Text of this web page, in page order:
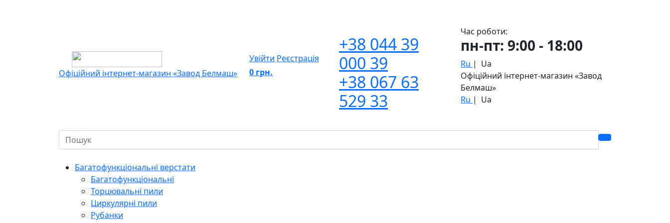
Офіційний інтернет-магазин «Завод Белмаш»
Увійти Реєстрація
0 грн.
+38 044 39
000 39
+38 067 63
529 33
Час роботи:
пн-пт: 9:00 - 18:00
Ru | Ua
Офіційний інтернет-магазин «Завод
Белмаш»
Ru | Ua
Багатофункціональні верстати
Багатофункціональні
Торцювальні пили
Циркулярні пили
Рубанки